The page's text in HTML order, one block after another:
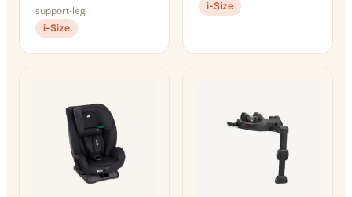
support-leg
i-Size
i-Size